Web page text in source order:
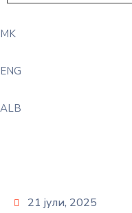
MK
ENG
ALB
21 јули, 2025